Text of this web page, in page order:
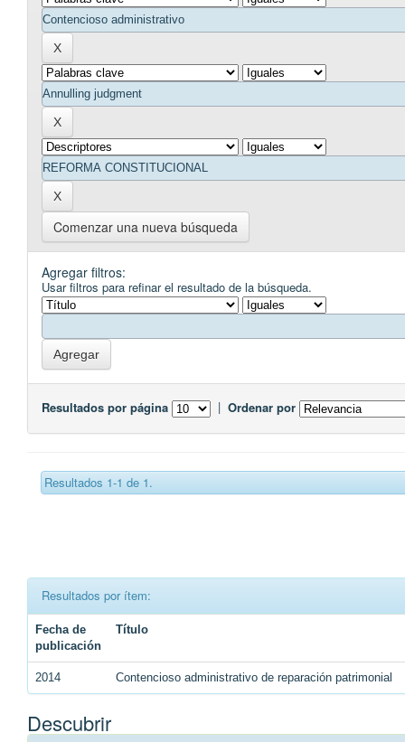
Comenzar una nueva búsqueda
Agregar filtros:
Usar filtros para refinar el resultado de la búsqueda.
Resultados por página | Ordenar por
Resultados 1-1 de 1.
Resultados por ítem:
Fecha de
publicación
Título
2014 Contencioso administrativo de reparación patrimonial
Descubrir